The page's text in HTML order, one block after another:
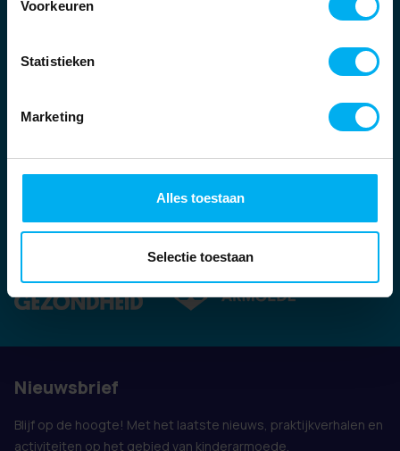
Voorkeuren
Statistieken
Marketing
Alles toestaan
Selectie toestaan
Ook vertegenwoordigd door:
Nieuwsbrief
Blijf op de hoogte! Met het laatste nieuws, praktijkverhalen en
activiteiten op het gebied van kinderarmoede.